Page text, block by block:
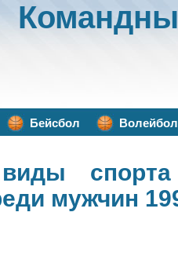
Бейсбол Волейбол
спорта
мужчин